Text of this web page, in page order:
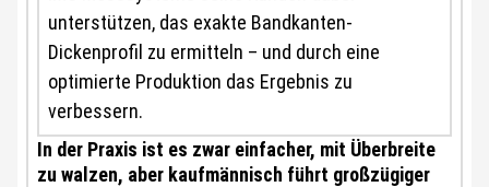
unterstützen, das exakte Bandkanten-
Dickenprofil zu ermitteln – und durch eine
optimierte Produktion das Ergebnis zu
verbessern.
In der Praxis ist es zwar einfacher, mit Überbreite
zu walzen, aber kaufmännisch führt großzügiger